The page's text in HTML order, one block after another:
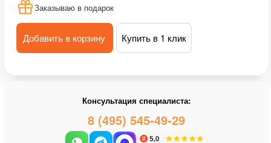
Заказываю в подарок
Добавить в корзину Купить в 1 клик
Консультация специалиста:
8 (495) 545-49-29